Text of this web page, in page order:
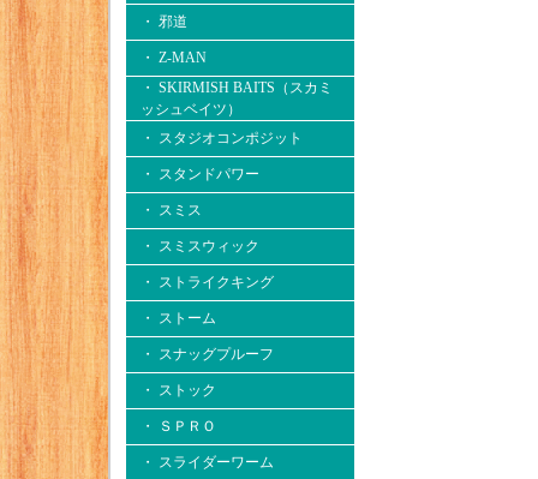
・ 邪道
・ Z-MAN
・ SKIRMISH BAITS（スカミ
ッシュベイツ）
・ スタジオコンポジット
・ スタンドパワー
・ スミス
・ スミスウィック
・ ストライクキング
・ ストーム
・ スナッグプルーフ
・ ストック
・ ＳＰＲＯ
・ スライダーワーム